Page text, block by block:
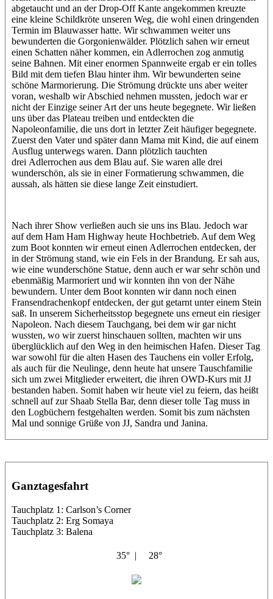
abgetaucht und an der Drop-Off Kante angekommen kreuzte
eine kleine Schildkröte unseren Weg, die wohl einen dringenden
Termin im Blauwasser hatte. Wir schwammen weiter uns
bewunderten die Gorgonienwälder. Plötzlich sahen wir erneut
einen Schatten näher kommen, ein Adlerrochen zog anmutig
seine Bahnen. Mit einer enormen Spannweite ergab er ein tolles
Bild mit dem tiefen Blau hinter ihm. Wir bewunderten seine
schöne Marmorierung. Die Strömung drückte uns aber weiter
voran, weshalb wir Abschied nehmen mussten, jedoch war er
nicht der Einzige seiner Art der uns heute begegnete. Wir ließen
uns über das Plateau treiben und entdeckten die
Napoleonfamilie, die uns dort in letzter Zeit häufiger begegnete.
Zuerst den Vater und später dann Mama mit Kind, die auf einem
Ausflug unterwegs waren. Dann plötzlich tauchten
drei Adlerrochen aus dem Blau auf. Sie waren alle drei
wunderschön, als sie in einer Formatierung schwammen, die
aussah, als hätten sie diese lange Zeit einstudiert.
Nach ihrer Show verließen auch sie uns ins Blau. Jedoch war
auf dem Ham Ham Highway heute Hochbetrieb. Auf dem Weg
zum Boot konnten wir erneut einen Adlerrochen entdecken, der
in der Strömung stand, wie ein Fels in der Brandung. Er sah aus,
wie eine wunderschöne Statue, denn auch er war sehr schön und
ebenmäßig Marmoriert und wir konnten ihn von der Nähe
bewundern. Unter dem Boot konnten wir dann noch einen
Fransendrachenkopf entdecken, der gut getarnt unter einem Stein
saß. In unserem Sicherheitsstop begegnete uns erneut ein riesiger
Napoleon. Nach diesem Tauchgang, bei dem wir gar nicht
wussten, wo wir zuerst hinschauen sollten, machten wir uns
überglücklich auf den Weg in den heimischen Hafen. Dieser Tag
war sowohl für die alten Hasen des Tauchens ein voller Erfolg,
als auch für die Neulinge, denn heute hat unsere Tauschfamilie
sich um zwei Mitglieder erweitert, die ihren OWD-Kurs mit JJ
bestanden haben. Somit haben wir heute viel zu feiern, das heißt
schnell auf zur Shaab Stella Bar, denn dieser tolle Tag muss in
den Logbüchern festgehalten werden. Somit bis zum nächsten
Mal und sonnige Grüße von JJ, Sandra und Janina.
Ganztagesfahrt
Tauchplatz 1: Carlson’s Corner
Tauchplatz 2: Erg Somaya
Tauchplatz 3: Balena
35° | 28°